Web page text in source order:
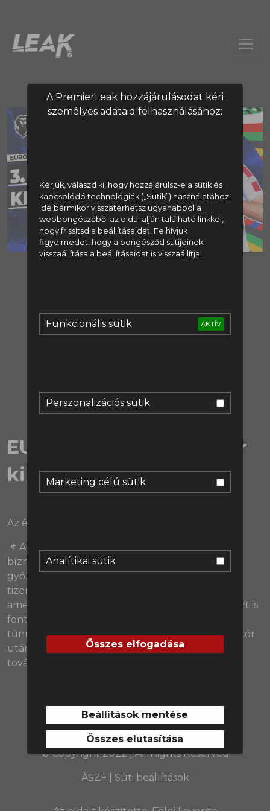
A PremierLeak hozzájárulásodat kéri
személyes adataid felhasználásához:
Kérjük, válaszd ki, hogy hozzájárulsz-e a sütik és
kapcsolódó technológiák („Sütik”) használatához.
Ide bármikor visszatérhetsz ugyanabból a
webböngészőből az oldal alján található linkkel,
hogy frissítsd a beállításaidat. Felhívjuk
figyelmedet, hogy a böngésződ sütijeinek
visszaállítása a beállításaidat is visszaállítja.
Funkcionális sütik AKTÍV
Perszonalizációs sütik
Marketing célú sütik
Analítikai sütik
Összes elfogadása
Beállítások mentése
Összes elutasítása
Regisztráció
EURO2024 | 3. csoportkör
kibeszélő
Az éjjel sajnos véget ért. :(
📌 Az angolokban és a portugálokban sem lehet
bízni. Sajnos a magyar válogatott a Skócia elleni
győzelme ellenére végül nem lesz ott a legjobb
tizenhat között, de van-e még olyan csapat,
amelyiknek a búcsúját még sajnáljuk. Továbbá azt is
fontos megállapítani, hogy mely válogatottak
tűnnek a legmeggyőzőbbnek az utolsó csoportkör
után, és melyeknek nem jósolunk sok jót a
továbbiakban.
© Copyright 2022 | All Rights Reserved
ÁSZF| Süti beállítások